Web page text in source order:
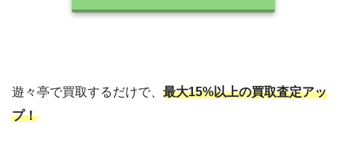
遊々亭で買取するだけで、 最大15%以上の買取査定アッ
プ！